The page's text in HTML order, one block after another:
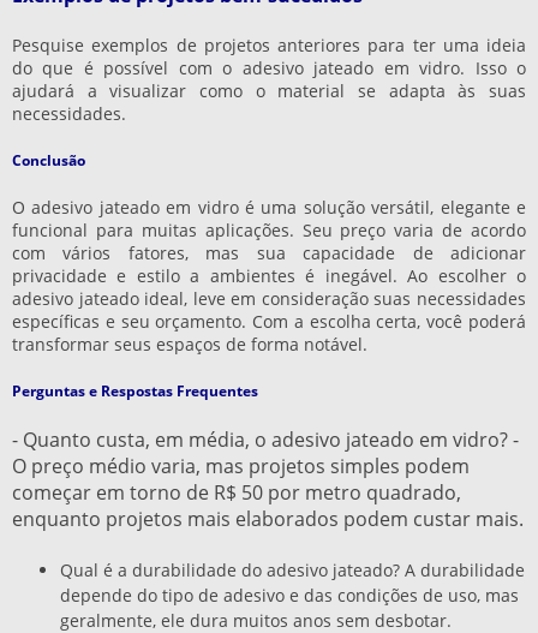
Pesquise exemplos de projetos anteriores para ter uma ideia
do que é possível com o adesivo jateado em vidro. Isso o
ajudará a visualizar como o material se adapta às suas
necessidades.
Conclusão
O adesivo jateado em vidro é uma solução versátil, elegante e
funcional para muitas aplicações. Seu preço varia de acordo
com vários fatores, mas sua capacidade de adicionar
privacidade e estilo a ambientes é inegável. Ao escolher o
adesivo jateado ideal, leve em consideração suas necessidades
específicas e seu orçamento. Com a escolha certa, você poderá
transformar seus espaços de forma notável.
Perguntas e Respostas Frequentes
- Quanto custa, em média, o adesivo jateado em vidro? -
O preço médio varia, mas projetos simples podem
começar em torno de R$ 50 por metro quadrado,
enquanto projetos mais elaborados podem custar mais.
Qual é a durabilidade do adesivo jateado? A durabilidade
depende do tipo de adesivo e das condições de uso, mas
geralmente, ele dura muitos anos sem desbotar.